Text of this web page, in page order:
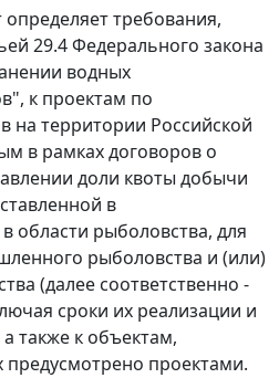
требования,
29.4 Федерального закона
водных
к проектам по
на территории Российской
в рамках договоров о
доли квоты добычи
в
области рыболовства, для
рыболовства и (или)
(далее соответственно -
сроки их реализации и
также к объектам,
предусмотрено проектами.